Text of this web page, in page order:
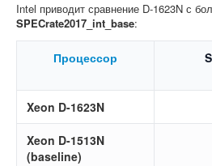
Intel приводит сравнение D-1623N с
SPECrate2017_int_base:
Процессор
Xeon D-1623N
Xeon D-1513N
(baseline)